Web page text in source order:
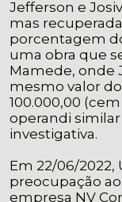
Jefferson e
mas
porcentagem
uma obra que
Mamede, onde
mesmo valor do
100.000,00
operandi
investigativa.
Em 22/06/
preocupação
empresa NV